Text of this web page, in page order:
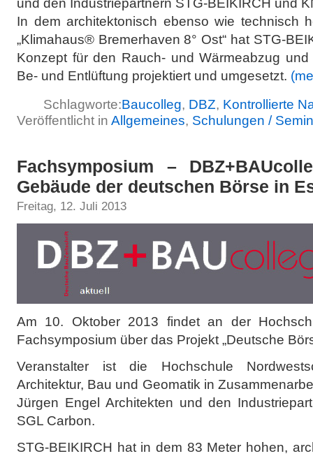
In dem architektonisch ebenso wie technisch
„Klimahaus® Bremerhaven 8° Ost“ hat STG-
Konzept für den Rauch- und Wärmeabzug
Be- und Entlüftung projektiert und umgesetzt.
Schlagworte:Baucolleg, DBZ, Kontrollierte
Veröffentlicht in Allgemeines, Schulungen /
Fachsymposium –
Gebäude der deutschen Börse in
Freitag, 12. Juli 2013
Am 10. Oktober 2013 findet an der
Fachsymposium über das Projekt „Deutsche
Veranstalter ist die Hochschule
Architektur, Bau und Geomatik in
Jürgen Engel Architekten und den
SGL Carbon.
STG-BEIKIRCH hat in dem 83 Meter hohen,